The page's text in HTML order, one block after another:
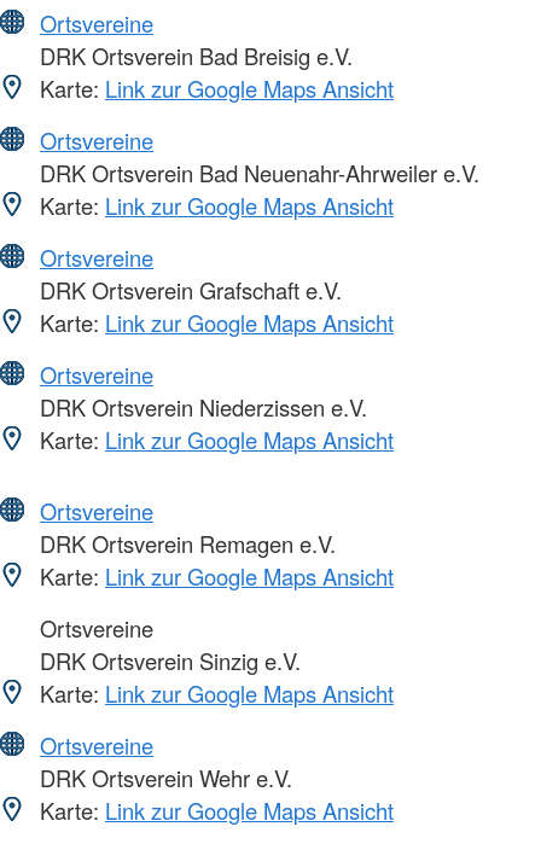
Ortsvereine
DRK Ortsverein Bad Breisig e.V.
Karte: Link zur Google Maps Ansicht
Ortsvereine
DRK Ortsverein Bad Neuenahr-Ahrweiler e.V.
Karte: Link zur Google Maps Ansicht
Ortsvereine
DRK Ortsverein Grafschaft e.V.
Karte: Link zur Google Maps Ansicht
Ortsvereine
DRK Ortsverein Niederzissen e.V.
Karte: Link zur Google Maps Ansicht
Ortsvereine
DRK Ortsverein Remagen e.V.
Karte: Link zur Google Maps Ansicht
Ortsvereine
DRK Ortsverein Sinzig e.V.
Karte: Link zur Google Maps Ansicht
Ortsvereine
DRK Ortsverein Wehr e.V.
Karte: Link zur Google Maps Ansicht